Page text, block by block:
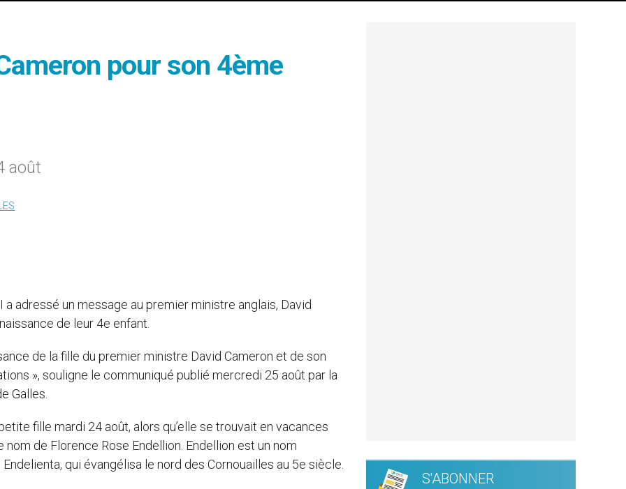
pour son 4ème
août
a adressé un message au premier ministre anglais, David
de leur 4e enfant.
de la fille du premier ministre David Cameron et de son
», souligne le communiqué publié mercredi 25 août par la
Galles.
fille mardi 24 août, alors qu’elle se trouvait en vacances
de Florence Rose Endellion. Endellion est un nom
qui évangélisa le nord des Cornouailles au 5e siècle.
S'ABONNER